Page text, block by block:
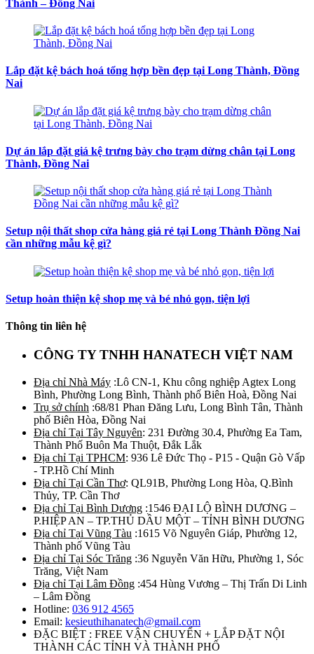
Thành – Đồng Nai
Lắp đặt kệ bách hoá tổng hợp bền đẹp tại Long Thành, Đồng
Nai
Dự án lắp đặt giá kệ trưng bày cho trạm dừng chân tại Long
Thành, Đồng Nai
Setup nội thất shop cửa hàng giá rẻ tại Long Thành Đồng Nai
cần những mẫu kệ gì?
Setup hoàn thiện kệ shop mẹ và bé nhỏ gọn, tiện lợi
Thông tin liên hệ
CÔNG TY TNHH HANATECH VIỆT NAM
Địa chỉ Nhà Máy :Lô CN-1, Khu công nghiệp Agtex Long
Bình, Phường Long Bình, Thành phố Biên Hoà, Đồng Nai
Trụ sở chính :68/81 Phan Đăng Lưu, Long Bình Tân, Thành
phố Biên Hòa, Đồng Nai
Địa chỉ Tại Tây Nguyên: 231 Đường 30.4, Phường Ea Tam,
Thành Phố Buôn Ma Thuột, Đắk Lắk
Địa chỉ Tại TPHCM: 936 Lê Đức Thọ - P15 - Quận Gò Vấp
- TP.Hồ Chí Minh
Địa chỉ Tại Cần Thơ: QL91B, Phường Long Hòa, Q.Bình
Thủy, TP. Cần Thơ
Địa chỉ Tại Bình Dương :1546 ĐẠI LỘ BÌNH DƯƠNG –
P.HIỆP AN – TP.THỦ DẦU MỘT – TỈNH BÌNH DƯƠNG
Địa chỉ Tại Vũng Tàu :1615 Võ Nguyên Giáp, Phường 12,
Thành phố Vũng Tàu
Địa chỉ Tại Sóc Trăng :36 Nguyễn Văn Hữu, Phường 1, Sóc
Trăng, Việt Nam
Địa chỉ Tại Lâm Đồng :454 Hùng Vương – Thị Trấn Di Linh
– Lâm Đồng
Hotline: 036 912 4565
Email: kesieuthihanatech@gmail.com
ĐẶC BIỆT : FREE VẬN CHUYỂN + LẮP ĐẶT NỘI
THÀNH CÁC TỈNH VÀ THÀNH PHỐ